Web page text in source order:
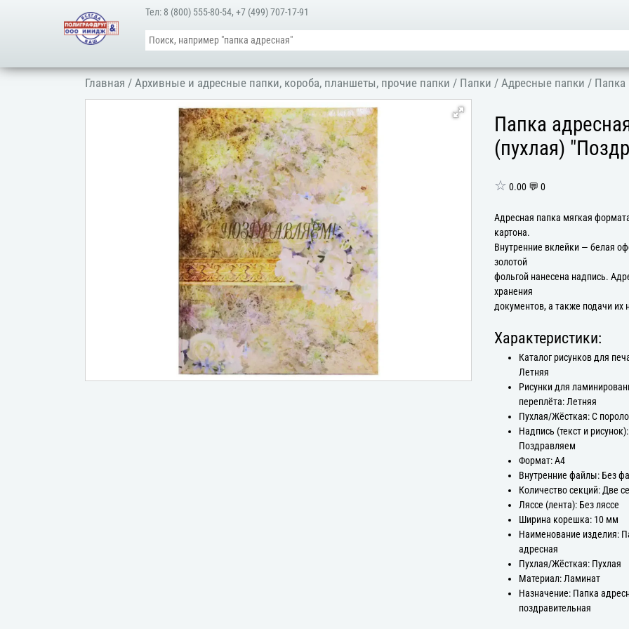
Тел: 8 (800) 555-80-54,+7 (499) 707-17-91
Главная /Архивные и адресные папки, короба, планшеты, прочие папки / Папки /Адресные папки / Папка
Папка
(пухлая)
☆ 0.00 💬 0
Адресная папка мягкая
картона.
Внутренние вклейки — белая
золотой
фольгой нанесена надпись.
хранения
документов, а также подачи их
Характеристики:
Каталог рисунков для
Летняя
Рисунки для
переплёта: Летняя
Пухлая/Жёсткая: С
Надпись (текст и рисунок):
Поздравляем
Формат: А4
Внутренние файлы: Без
Количество секций: Две
Ляссе (лента): Без ляссе
Ширина корешка: 10 мм
Наименование изделия:
адресная
Пухлая/Жёсткая: Пухлая
Материал: Ламинат
Назначение: Папка
поздравительная